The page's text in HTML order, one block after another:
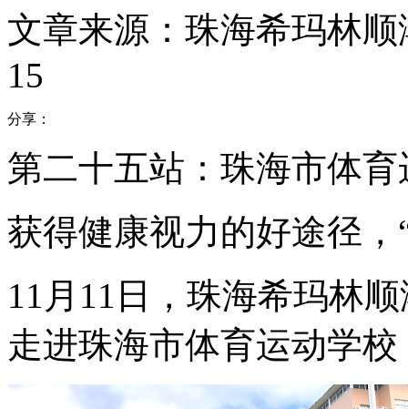
文章来源：珠海希玛林
15
分享：
第二十五站：珠海市体
获得健康视力的好途径
11月11日，珠海希玛林
走进珠海市体育运动学